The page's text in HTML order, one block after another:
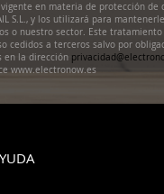
en materia de protección
S.L., y los utilizará para
o nuestro sector. Este
cedidos a terceros salvo por
en la dirección
www.electronow.es